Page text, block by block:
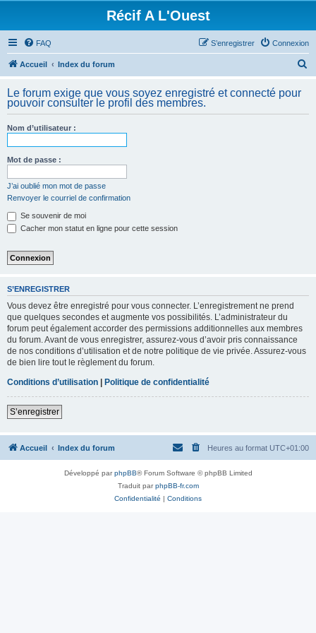
Récif A L'Ouest
FAQ Connexion
S’enregistrer
Accueil Index du forum
h
Le forum exige que vous soyez enregistré et connecté pour
pouvoir consulter le profil des membres.
Nom d’utilisateur :
Mot de passe :
J’ai oublié mon mot de passe
Renvoyer le courriel de confirmation
Se souvenir de moi
Cacher mon statut en ligne pour cette session
S’ENREGISTRER
Vous devez être enregistré pour vous connecter. L’enregistrement ne prend
que quelques secondes et augmente vos possibilités. L’administrateur du
forum peut également accorder des permissions additionnelles aux membres
du forum. Avant de vous enregistrer, assurez-vous d’avoir pris connaissance
de nos conditions d’utilisation et de notre politique de vie privée. Assurez-vous
de bien lire tout le règlement du forum.
Conditions d’utilisation | Politique de confidentialité
S’enregistrer
Accueil Index du forum Heures au format UTC+01:00
Développé parphpBB® Forum Software © phpBB Limited
Traduit parphpBB-fr.com
Confidentialité | Conditions